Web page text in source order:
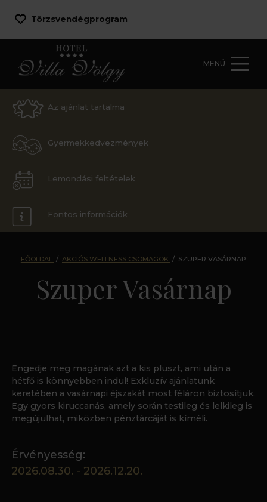
Törzsvendégprogram
MENÜ
Az ajánlat tartalma
Gyermekkedvezmények
Lemondási feltételek
Fontos információk
FŐOLDAL / AKCIÓS WELLNESS CSOMAGOK / SZUPER VASÁRNAP
Szuper Vasárnap
Engedje meg magának azt a kis pluszt, ami után a
hétfő is könnyebben indul! Exkluzív ajánlatunk
keretében a vasárnapi éjszakát most féláron biztosítjuk.
Egy gyors kiruccanás, amely során testileg és lelkileg is
megújulhat, miközben pénztárcáját is kíméli.
Érvényesség:
2026.08.30. - 2026.12.20.